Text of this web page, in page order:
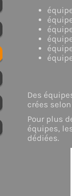
Des
crées
Pour plus
équipes,
dédiées.